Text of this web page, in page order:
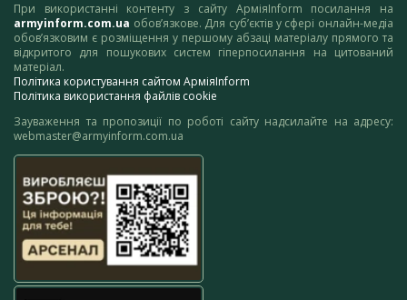
При використанні контенту з сайту АрміяInform посилання на
armyinform.com.ua обов’язкове. Для суб’єктів у сфері онлайн-медіа
обов’язковим є розміщення у першому абзаці матеріалу прямого та
відкритого для пошукових систем гіперпосилання на цитований
матеріал.
Політика користування сайтом АрміяInform
Політика використання файлів cookie
Зауваження та пропозиції по роботі сайту надсилайте на адресу:
webmaster@armyinform.com.ua